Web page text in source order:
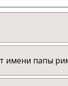
имени папы